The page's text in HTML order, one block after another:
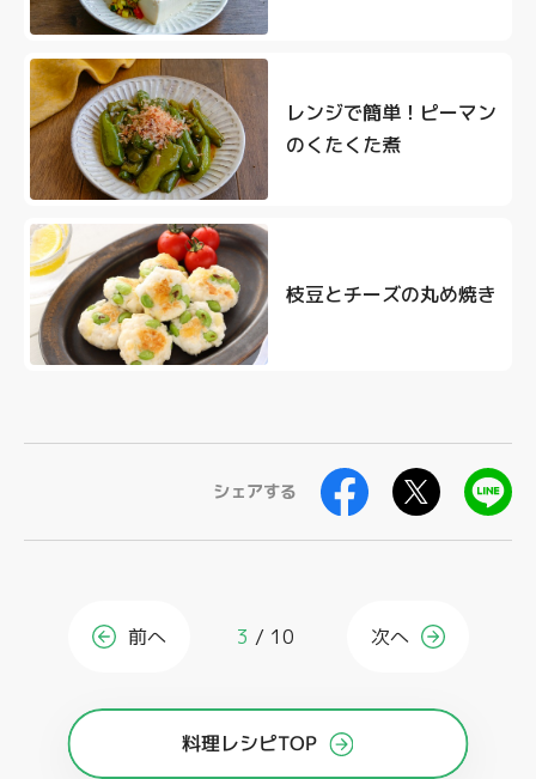
レンジで簡単！ピーマン
のくたくた煮
枝豆とチーズの丸め焼き
シェアする
前へ 3 10 次へ
料理レシピTOP